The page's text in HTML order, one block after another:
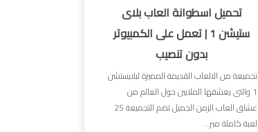
تحميل اسطوانة العاب بلاى
ستيشن 1 | تعمل على الكمبيوتر
بدون تنصيب
تجميعة من الالعاب القديمة المميزة لبلايستشن
1 والتى يعشقها الملايين حول العالم من
عشاق العاب الزمن الجميل تضم التجميعة 25
لعبة كاملة مبر...